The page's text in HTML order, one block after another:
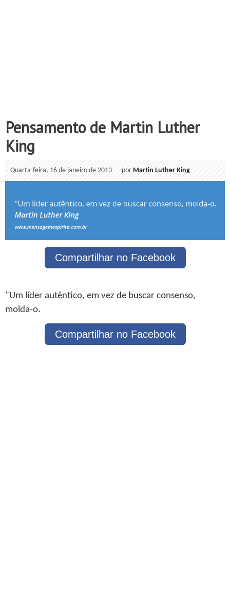
Pensamento de Martin Luther
King
Quarta-feira, 16 de janeiro de 2013 porMartin Luther King
Compartilhar no Facebook
"Um líder autêntico, em vez de buscar consenso,
molda-o.
Compartilhar no Facebook